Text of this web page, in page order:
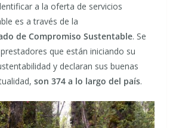
a la oferta de servicios
es a través de la
de Compromiso Sustentable. Se
que están iniciando su
y declaran sus buenas
son 374 a lo largo del país.